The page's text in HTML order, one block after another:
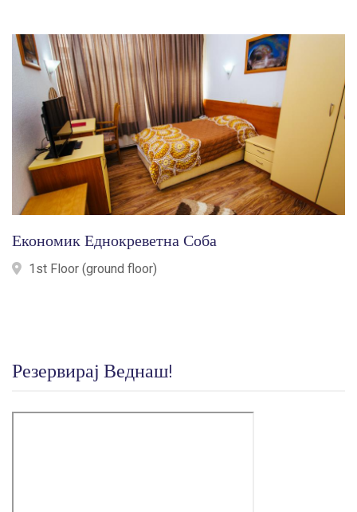
Економик Еднокреветна Соба
1st Floor (ground floor)
Резервирај Веднаш!